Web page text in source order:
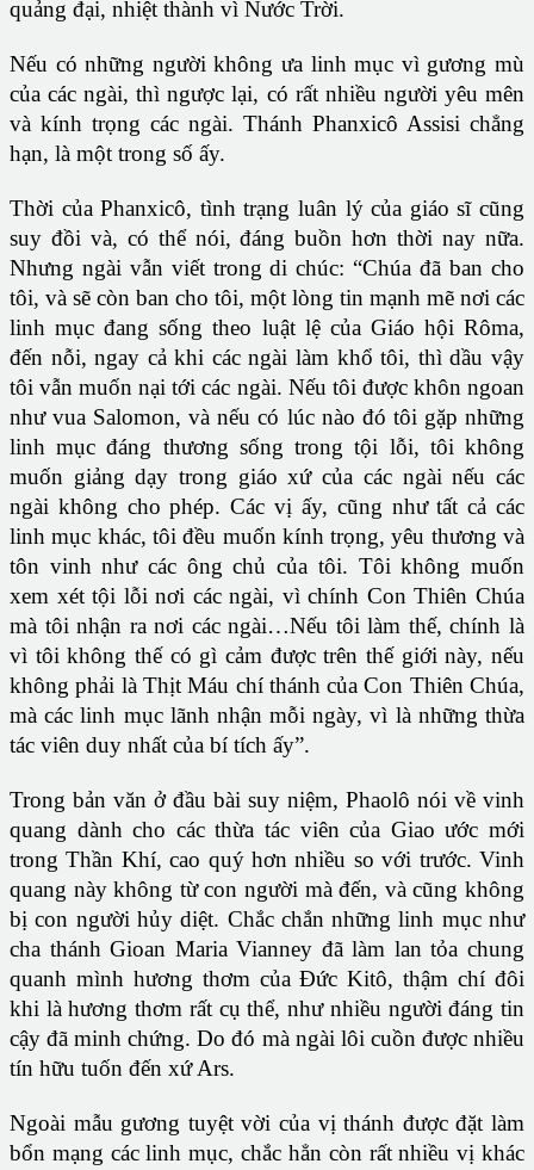
quảng đại, nhiệt thành vì Nước Trời.
Nếu có những người không ưa linh mục vì gương mù
của các ngài, thì ngược lại, có rất nhiều người yêu mên
và kính trọng các ngài. Thánh Phanxicô Assisi chẳng
hạn, là một trong số ấy.
Thời của Phanxicô, tình trạng luân lý của giáo sĩ cũng
suy đồi và, có thể nói, đáng buồn hơn thời nay nữa.
Nhưng ngài vẫn viết trong di chúc: “Chúa đã ban cho
tôi, và sẽ còn ban cho tôi, một lòng tin mạnh mẽ nơi các
linh mục đang sống theo luật lệ của Giáo hội Rôma,
đến nỗi, ngay cả khi các ngài làm khổ tôi, thì dầu vậy
tôi vẫn muốn nại tới các ngài. Nếu tôi được khôn ngoan
như vua Salomon, và nếu có lúc nào đó tôi gặp những
linh mục đáng thương sống trong tội lỗi, tôi không
muốn giảng dạy trong giáo xứ của các ngài nếu các
ngài không cho phép. Các vị ấy, cũng như tất cả các
linh mục khác, tôi đều muốn kính trọng, yêu thương và
tôn vinh như các ông chủ của tôi. Tôi không muốn
xem xét tội lỗi nơi các ngài, vì chính Con Thiên Chúa
mà tôi nhận ra nơi các ngài…Nếu tôi làm thế, chính là
vì tôi không thế có gì cảm được trên thế giới này, nếu
không phải là Thịt Máu chí thánh của Con Thiên Chúa,
mà các linh mục lãnh nhận mỗi ngày, vì là những thừa
tác viên duy nhất của bí tích ấy”.
Trong bản văn ở đầu bài suy niệm, Phaolô nói về vinh
quang dành cho các thừa tác viên của Giao ước mới
trong Thần Khí, cao quý hơn nhiều so với trước. Vinh
quang này không từ con người mà đến, và cũng không
bị con người hủy diệt. Chắc chắn những linh mục như
cha thánh Gioan Maria Vianney đã làm lan tỏa chung
quanh mình hương thơm của Đức Kitô, thậm chí đôi
khi là hương thơm rất cụ thể, như nhiều người đáng tin
cậy đã minh chứng. Do đó mà ngài lôi cuồn được nhiều
tín hữu tuốn đến xứ Ars.
Ngoài mẫu gương tuyệt vời của vị thánh được đặt làm
bổn mạng các linh mục, chắc hẳn còn rất nhiều vị khác